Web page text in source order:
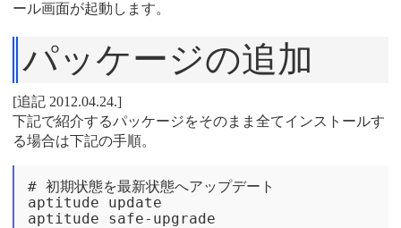
ール画面が起動します。
パッケージの追加
[追記 2012.04.24.]
下記で紹介するパッケージをそのまま全てインストールす
る場合は下記の手順。
# 初期状態を最新状態へアップデート
aptitude update
aptitude safe-upgrade